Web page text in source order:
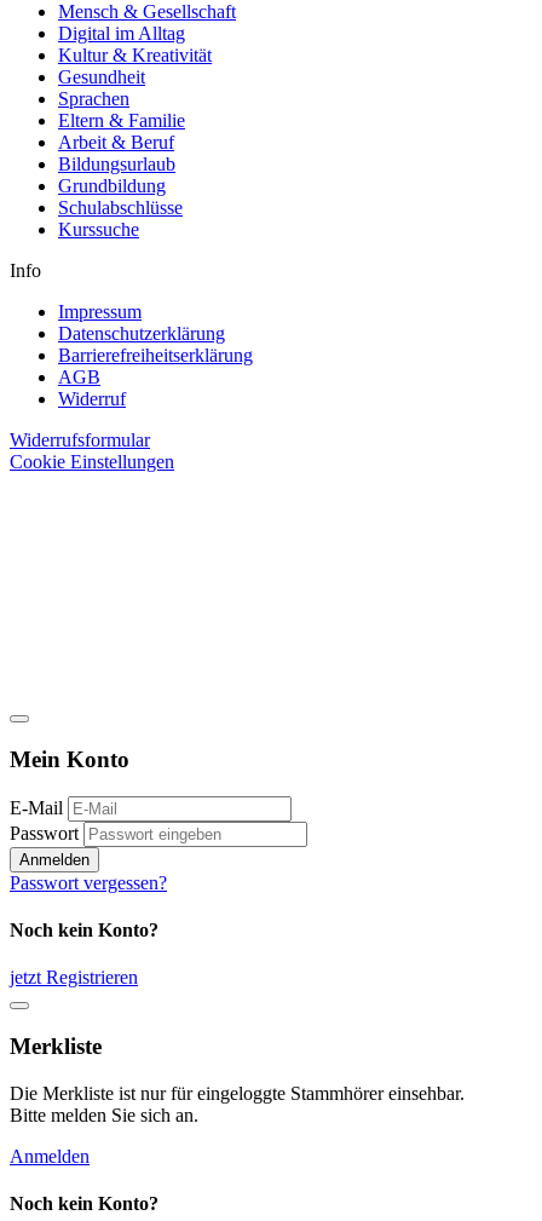
Mensch & Gesellschaft
Digital im Alltag
Kultur & Kreativität
Gesundheit
Sprachen
Eltern & Familie
Arbeit & Beruf
Bildungsurlaub
Grundbildung
Schulabschlüsse
Kurssuche
Info
Impressum
Datenschutzerklärung
Barrierefreiheitserklärung
AGB
Widerruf
Widerrufsformular
Cookie Einstellungen
Mein Konto
E-Mail
Passwort
Anmelden
Passwort vergessen?
Noch kein Konto?
jetzt Registrieren
Merkliste
Die Merkliste ist nur für eingeloggte Stammhörer einsehbar.
Bitte melden Sie sich an.
Anmelden
Noch kein Konto?